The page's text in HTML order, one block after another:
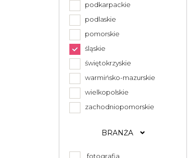
podkarpackie
podlaskie
pomorskie
śląskie
świętokrzyskie
warmińsko-mazurskie
wielkopolskie
zachodniopomorskie
BRANŻA
fotografia